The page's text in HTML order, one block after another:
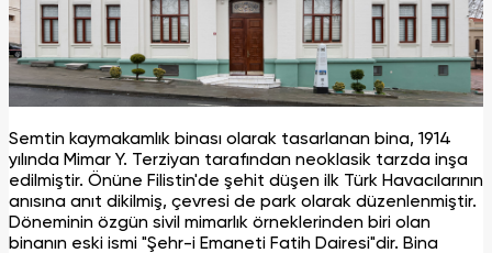
Semtin kaymakamlık binası olarak tasarlanan bina, 1914
yılında Mimar Y. Terziyan tarafından neoklasik tarzda inşa
edilmiştir. Önüne Filistin'de şehit düşen ilk Türk Havacılarının
anısına anıt dikilmiş, çevresi de park olarak düzenlenmiştir.
Döneminin özgün sivil mimarlık örneklerinden biri olan
binanın eski ismi "Şehr-i Emaneti Fatih Dairesi"dir. Bina